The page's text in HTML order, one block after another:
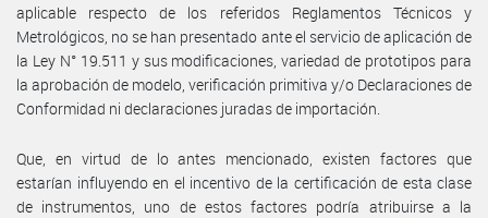
aplicable respecto de los referidos Reglamentos Técnicos y
Metrológicos, no se han presentado ante el servicio de aplicación de
la Ley N° 19.511 y sus modificaciones, variedad de prototipos para
la aprobación de modelo, verificación primitiva y/o Declaraciones de
Conformidad ni declaraciones juradas de importación.
Que, en virtud de lo antes mencionado, existen factores que
estarían influyendo en el incentivo de la certificación de esta clase
de instrumentos, uno de estos factores podría atribuirse a la